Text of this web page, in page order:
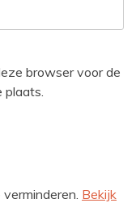
browser voor de
Bekijk